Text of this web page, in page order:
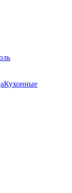
Кухонные